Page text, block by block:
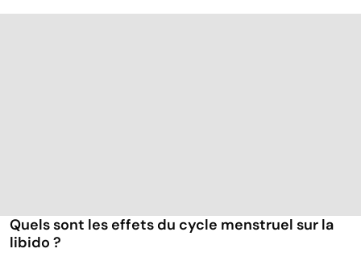
Quels sont les effets du cycle menstruel sur la
libido ?